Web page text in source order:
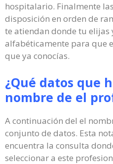
hospitalario. Finalmente
disposición en orden de
te atiendan donde tu elijas
alfabéticamente para que
que ya conocías.
¿Qué datos que
nombre de el
A continuación del el
conjunto de datos. Esta
encuentra la consulta
seleccionar a este